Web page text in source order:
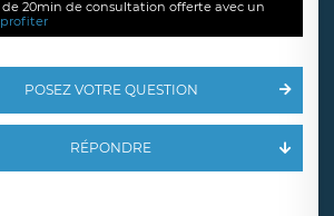
de 20min de consultation offerte avec un
profiter
POSEZ VOTRE QUESTION
RÉPONDRE